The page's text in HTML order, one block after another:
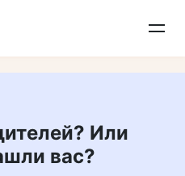
на нас в MAX
Или
вас?